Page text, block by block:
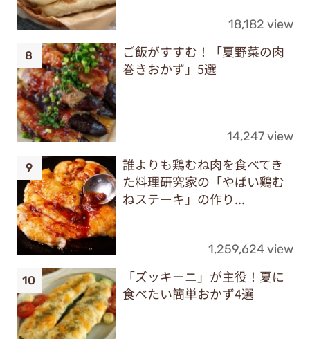
18,182 view
ご飯がすすむ！「夏野菜の肉
巻きおかず」5選
14,247 view
誰よりも鶏むね肉を食べてき
た料理研究家の「やばい鶏む
ねステーキ」の作り...
1,259,624 view
「ズッキーニ」が主役！夏に
食べたい簡単おかず4選